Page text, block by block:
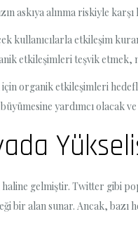
askıya alınma riskiyle
kullanıcılarla etkileşim
teşvik etmek,
için organik etkileşimleri
yardımcı olacak
gelmiştir. Twitter gibi
alan sunar. Ancak, bazı